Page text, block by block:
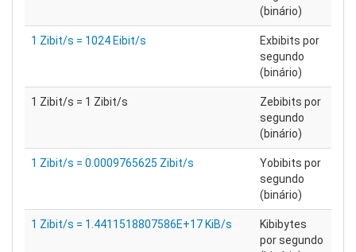
(binário)
1 Zibit/s = 1024 Eibit/s
Exbibits por
segundo
(binário)
1 Zibit/s = 1 Zibit/s
Zebibits por
segundo
(binário)
1 Zibit/s = 0.0009765625 Zibit/s
Yobibits por
segundo
(binário)
1 Zibit/s = 1.4411518807586E+17 KiB/s
Kibibytes
por segundo